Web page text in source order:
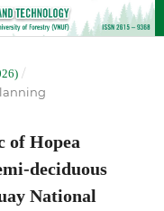
/
of Hopea
deciduous
National